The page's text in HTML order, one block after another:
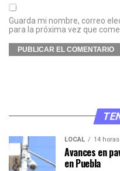
Guarda mi nombre, correo
para la próxima vez que
LOCAL 14
Avances en
en Puebla